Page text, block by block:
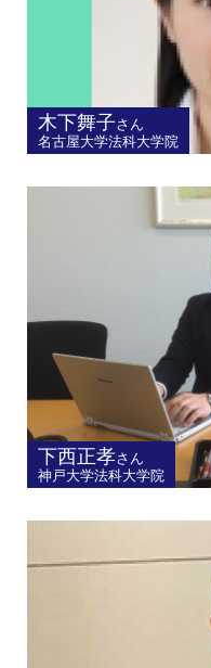
木下舞子さん
名古屋大学法科大学院
下西正孝さん
神戸大学法科大学院